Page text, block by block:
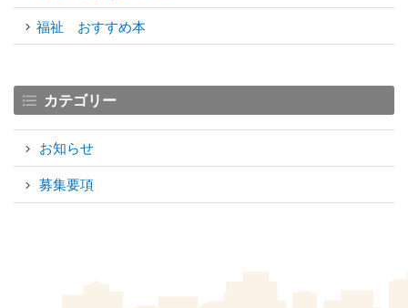
福祉 おすすめ本
カテゴリー
お知らせ
募集要項